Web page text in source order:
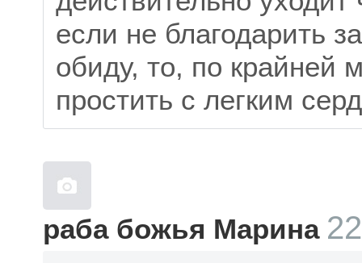
если не благодарить
обиду, то, по крайней
простить с легким
раба божья Марина